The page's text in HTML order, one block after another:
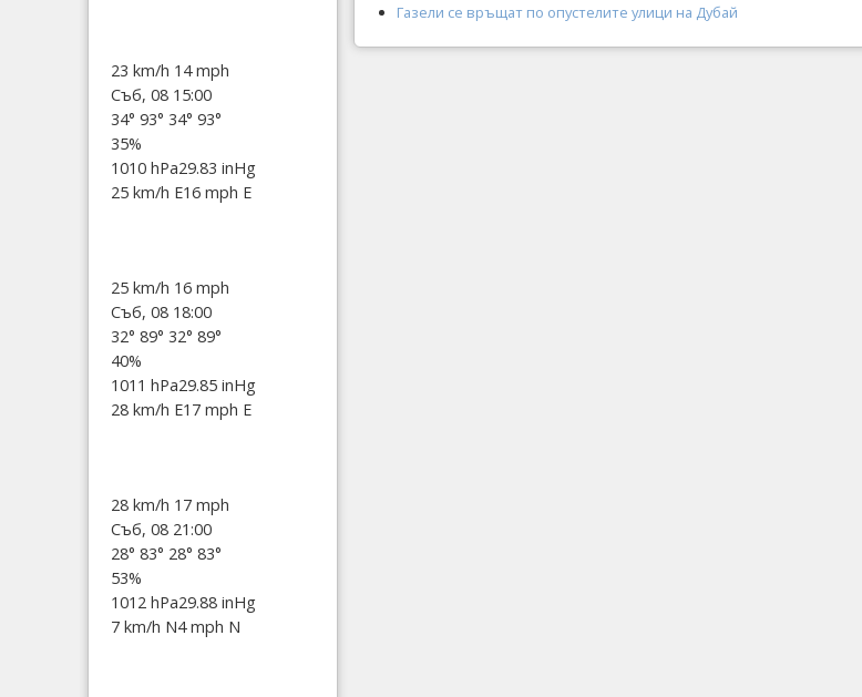
Газели се връщат по опустелите улици на Дубай
23 km/h 14 mph
Съб, 08 15:00
34° 93° 34° 93°
35%
1010 hPa29.83 inHg
25 km/h E16 mph E
25 km/h 16 mph
Съб, 08 18:00
32° 89° 32° 89°
40%
1011 hPa29.85 inHg
28 km/h E17 mph E
28 km/h 17 mph
Съб, 08 21:00
28° 83° 28° 83°
53%
1012 hPa29.88 inHg
7 km/h N4 mph N